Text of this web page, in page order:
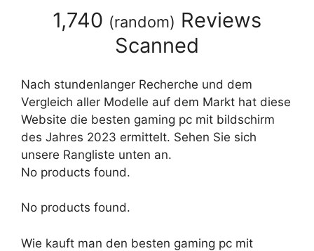
1,740 (random) Reviews
Scanned
Nach stundenlanger Recherche und dem
Vergleich aller Modelle auf dem Markt hat diese
Website die besten gaming pc mit bildschirm
des Jahres 2023 ermittelt. Sehen Sie sich
unsere Rangliste unten an.
No products found.
No products found.
Wie kauft man den besten gaming pc mit